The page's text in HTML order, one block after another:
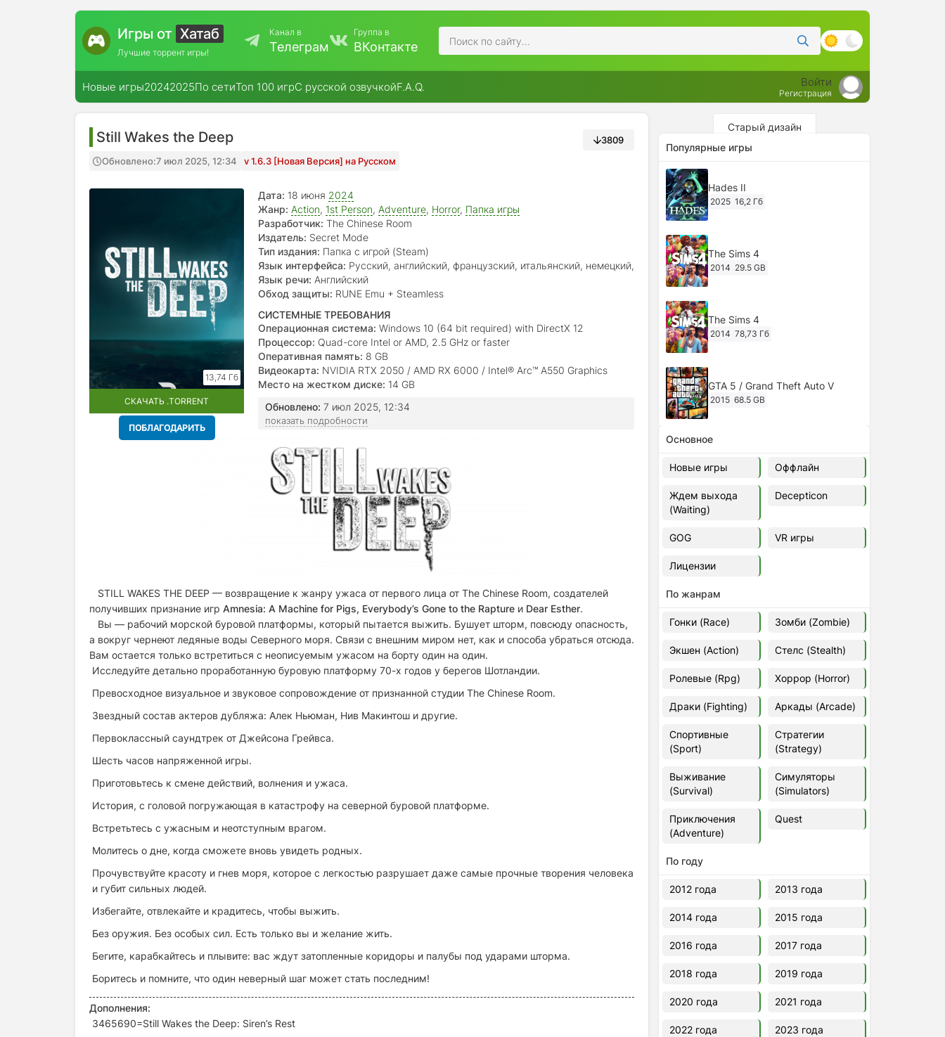
Игры от Хатаб
Лучшие торрент игры!
Канал в
Телеграм
Группа в
ВКонтакте
Новые игры20242025По сетиТоп 100 игрС русской озвучкойF.A.Q. Войти
Регистрация
Still Wakes the Deep
Обновлено:7 июл 2025, 12:34 v 1.6.3 [Новая Версия] на Русском
3809
13,74 Гб
СКАЧАТЬ .TORRENT
ПОБЛАГОДАРИТЬ
Дата: 18 июня 2024
Жанр: Action, 1st Person, Adventure, Horror, Папка игры
Разработчик: The Chinese Room
Издатель: Secret Mode
Тип издания: Папка с игрой (Steam)
Язык интерфейса: Русский, английский, французский, итальянский, немецкий,
испанский, японский, корейский, китайский (упр.), китайский (трад.), бр.
португальский
Язык речи: Английский
Обход защиты: RUNE Emu + Steamless
СИСТЕМНЫЕ ТРЕБОВАНИЯ
Операционная система: Windows 10 (64 bit required) with DirectX 12
Процессор: Quad-core Intel or AMD, 2.5 GHz or faster
Оперативная память: 8 GB
Видеокарта: NVIDIA RTX 2050 / AMD RX 6000 / Intel® Arc™ A550 Graphics
Card, DirectX 12
Место на жестком диске: 14 GB
Обновлено: 7 июл 2025, 12:34
показать подробности
STILL WAKES THE DEEP — возвращение к жанру ужаса от первого лица от The Chinese Room, создателей
получивших признание игр Amnesia: A Machine for Pigs, Everybody’s Gone to the Rapture и Dear Esther.
Вы — рабочий морской буровой платформы, который пытается выжить. Бушует шторм, повсюду опасность,
а вокруг чернеют ледяные воды Северного моря. Связи с внешним миром нет, как и способа убраться отсюда.
Вам остается только встретиться с неописуемым ужасом на борту один на один.
Исследуйте детально проработанную буровую платформу 70-х годов у берегов Шотландии.
Превосходное визуальное и звуковое сопровождение от признанной студии The Chinese Room.
Звездный состав актеров дубляжа: Алек Ньюман, Нив Макинтош и другие.
Первоклассный саундтрек от Джейсона Грейвса.
Шесть часов напряженной игры.
Приготовьтесь к смене действий, волнения и ужаса.
История, с головой погружающая в катастрофу на северной буровой платформе.
Встретьтесь с ужасным и неотступным врагом.
Молитесь о дне, когда сможете вновь увидеть родных.
Прочувствуйте красоту и гнев моря, которое с легкостью разрушает даже самые прочные творения человека
и губит сильных людей.
Избегайте, отвлекайте и крадитесь, чтобы выжить.
Без оружия. Без особых сил. Есть только вы и желание жить.
Бегите, карабкайтесь и плывите: вас ждут затопленные коридоры и палубы под ударами шторма.
Боритесь и помните, что один неверный шаг может стать последним!
Дополнения:
3465690=Still Wakes the Deep: Siren’s Rest
Старый дизайн
Популярные игры
Hades II
2025 16,2 Гб
The Sims 4
2014 29.5 GB
The Sims 4
2014 78,73 Гб
GTA 5 / Grand Theft Auto V
2015 68.5 GB
Ghost of Tsushima: Director's Cut
v.1053.8.1023.1614 [RePack
Decepticon] (2024)
2024
Cyberpunk 2077
49.4 GB
Ghost of Tsushima: Director's Cut
v.1053.9.0623.1807 [Папка
Euro Truck Simulator 2 v.1.60.1.7s
[Папка игры] (2012)
37,77 Гб
Forza Horizon 5 v.688.044
[Папка игры] (2021)
2021
V Rising
2024
Основное
Новые игры Оффлайн
Ждем выхода
(Waiting)
Decepticon
GOG VR игры
Лицензии
По жанрам
Гонки (Race) Зомби (Zombie)
Экшен (Action) Стелс (Stealth)
Ролевые (Rpg) Хоррор (Horror)
Драки (Fighting) Аркады (Arcade)
Спортивные
(Sport)
Стратегии
(Strategy)
Выживание
(Survival)
Симуляторы
(Simulators)
Приключения
(Adventure)
Quest
По году
2012 года 2013 года
2014 года 2015 года
2016 года 2017 года
2018 года 2019 года
2020 года 2021 года
2022 года 2023 года